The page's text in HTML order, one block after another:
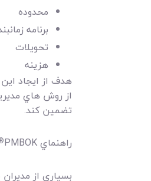
محدوده
برنامه
تحويلات
هزينه
هدف از ايجاد
از روش هاي
تضمين کند.
راهنماي PMBOK